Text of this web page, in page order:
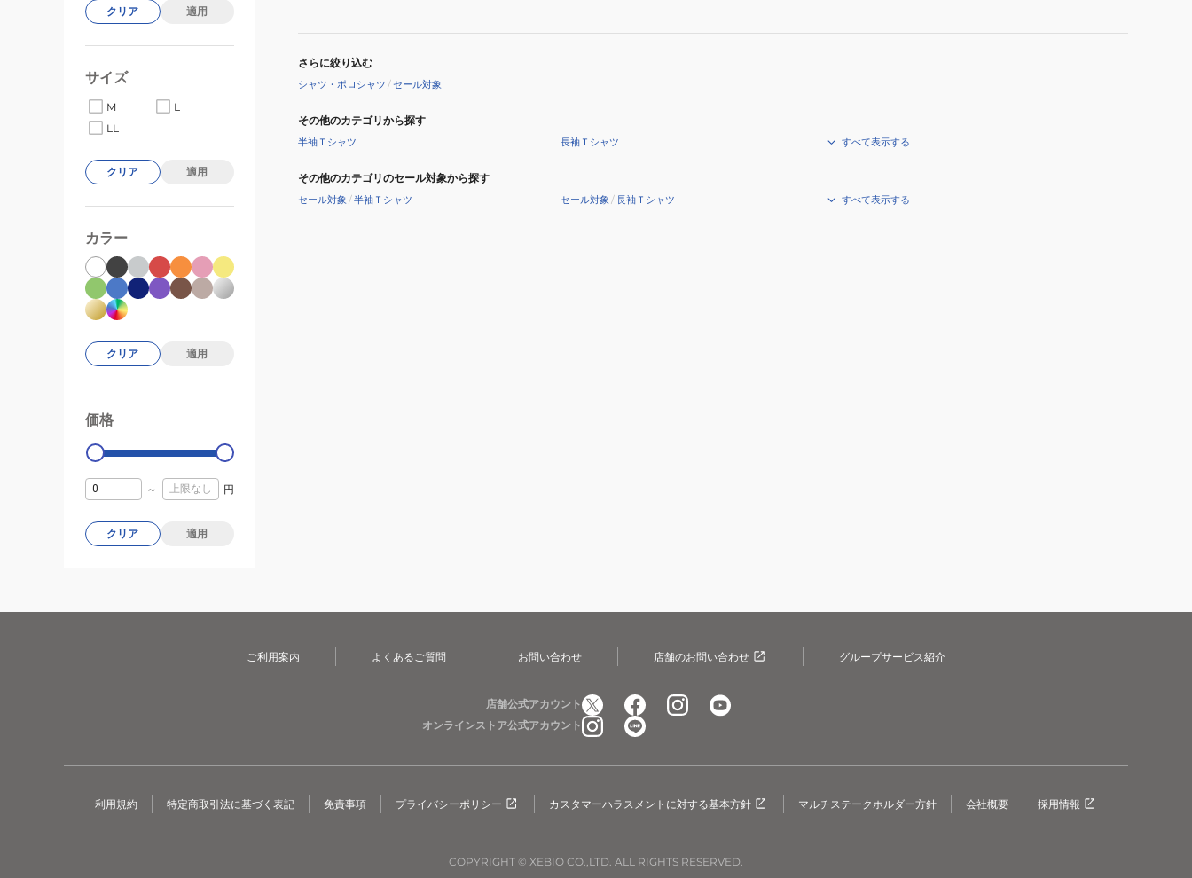
さらに絞り込む
シャツ・ポロシャツ /セール対象
その他のカテゴリから探す
半袖Ｔシャツ 長袖Ｔシャツ すべて表示する
その他のカテゴリのセール対象から探す
セール対象 /半袖Ｔシャツ セール対象 /長袖Ｔシャツ すべて表示する
クリア 適用
サイズ
M
L
LL
クリア 適用
カラー
クリア 適用
価格
0
～ 円
クリア 適用
ご利用案内 よくあるご質問 お問い合わせ 店舗のお問い合わせ グループサービス紹介
店舗公式アカウント
オンラインストア公式アカウント
利用規約 特定商取引法に基づく表記 免責事項 プライバシーポリシー カスタマーハラスメントに対する基本方針 マルチステークホルダー方針 会社概要 採用情報
COPYRIGHT © XEBIO CO.,LTD. ALL RIGHTS RESERVED.